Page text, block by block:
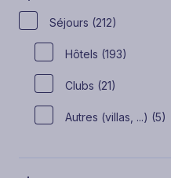
Séjours (212)
Hôtels (193)
Clubs (21)
Autres (villas, ...) (5)